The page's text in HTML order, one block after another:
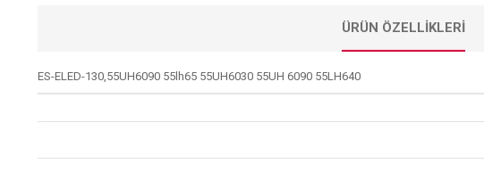
ÜRÜN ÖZELLIKLERI
ES-ELED-130,55UH6090 55lh65 55UH6030 55UH 6090 55LH640